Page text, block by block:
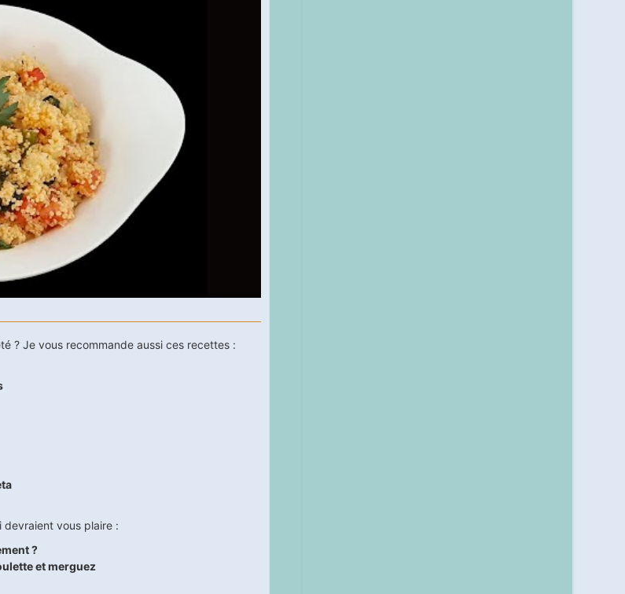
? Je vous recommande aussi ces recettes :
devraient vous plaire :
?
et merguez